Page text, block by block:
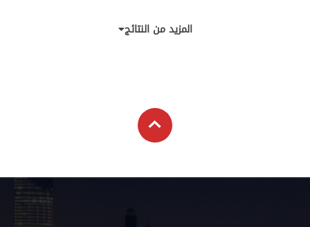
المزيد من النتائج